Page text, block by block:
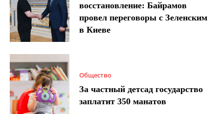
восстановление: Байрамов
провел переговоры с Зеленским
в Киеве
Общество
За частный детсад государство
заплатит 350 манатов